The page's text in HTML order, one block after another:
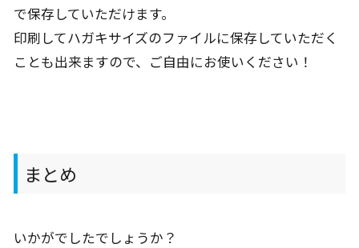
で保存していただけます。
印刷してハガキサイズのファイルに保存していただく
ことも出来ますので、ご自由にお使いください！
まとめ
いかがでしたでしょうか？